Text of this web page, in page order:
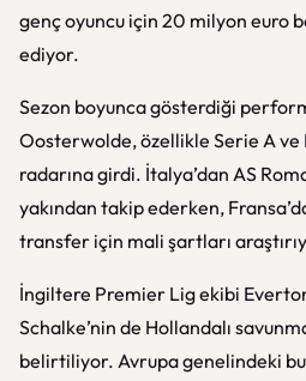
genç oyuncu için 20 milyon euro
ediyor.
Sezon boyunca gösterdiği
Oosterwolde, özellikle Serie A ve
radarına girdi. İtalya’dan AS
yakından takip ederken,
transfer için mali şartları
İngiltere Premier Lig ekibi
Schalke’nin de Hollandalı
belirtiliyor. Avrupa genelindeki